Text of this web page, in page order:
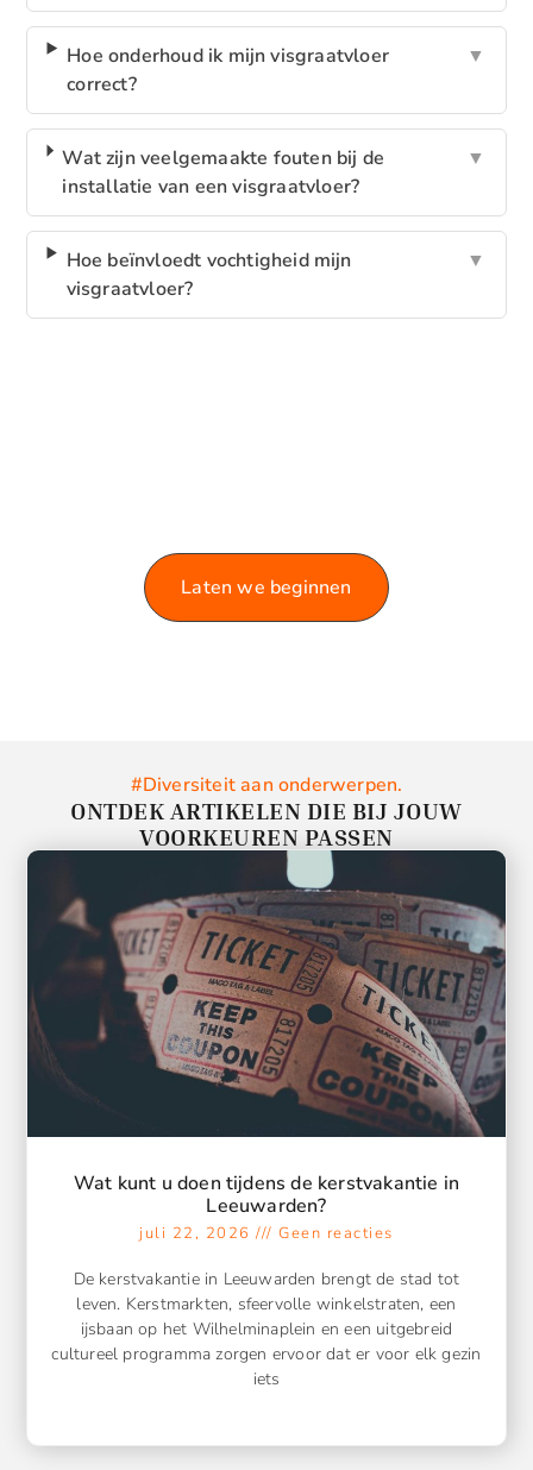
Hoe onderhoud ik mijn visgraatvloer
correct?
▼
Wat zijn veelgemaakte fouten bij de
installatie van een visgraatvloer?
▼
Hoe beïnvloedt vochtigheid mijn
visgraatvloer?
▼
Laten we beginnen
#Diversiteit aan onderwerpen.
ONTDEK ARTIKELEN DIE BIJ JOUW
VOORKEUREN PASSEN
Wat kunt u doen tijdens de kerstvakantie in
Leeuwarden?
juli 22, 2026 Geen reacties
De kerstvakantie in Leeuwarden brengt de stad tot
leven. Kerstmarkten, sfeervolle winkelstraten, een
ijsbaan op het Wilhelminaplein en een uitgebreid
cultureel programma zorgen ervoor dat er voor elk gezin
iets